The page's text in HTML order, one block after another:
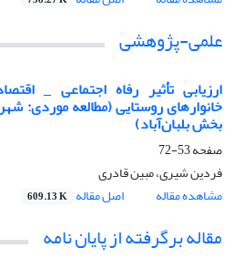
علمی-پژوهشی
ارزیابی تأثیر رفاه اجتماعی _
خانوارهای روستایی (مطالعه موردی:
بخش بلبان‌آباد)
صفحه53-72
فردین شیری، مبین قادری
مشاهده مقاله
اصل مقاله 609.13 K
مقاله برگرفته از پایان نامه